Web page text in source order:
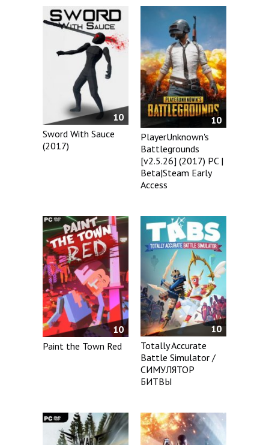
10
Sword With Sauce
(2017)
10
PlayerUnknown's
Battlegrounds
[v2.5.26] (2017) PC |
Beta|Steam Early
Access
10
Paint the Town Red
10
Totally Accurate
Battle Simulator /
СИМУЛЯТОР
БИТВЫ